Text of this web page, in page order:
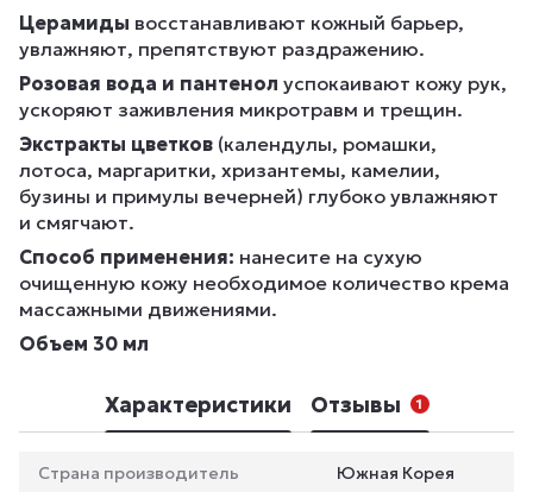
Церамиды восстанавливают кожный барьер,
увлажняют, препятствуют раздражению.
Розовая вода и пантенол успокаивают кожу рук,
ускоряют заживления микротравм и трещин.
Экстракты цветков (календулы, ромашки,
лотоса, маргаритки, хризантемы, камелии,
бузины и примулы вечерней) глубоко увлажняют
и смягчают.
Способ применения: нанесите на сухую
очищенную кожу необходимое количество крема
массажными движениями.
Объем 30 мл
Характеристики Отзывы 1
Страна производитель
Южная Корея